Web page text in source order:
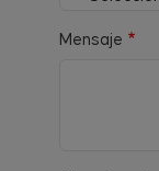
Mensaje